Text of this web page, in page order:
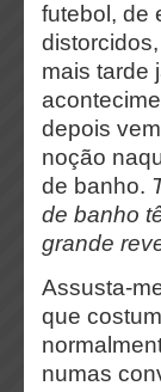
futebol, de
mais tarde
depois
noção
de banho.
de banho
grande
Assusta-
que
numas